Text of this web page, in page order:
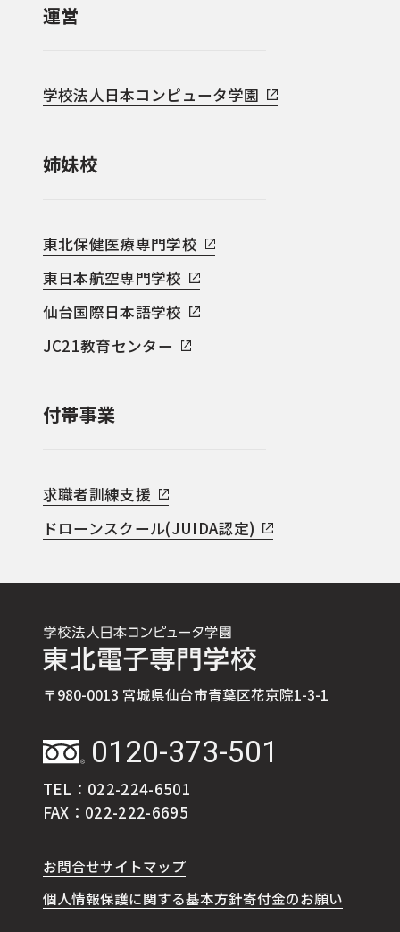
運営
学校法人日本コンピュータ学園
姉妹校
東北保健医療専門学校
東日本航空専門学校
仙台国際日本語学校
JC21教育センター
付帯事業
求職者訓練支援
ドローンスクール(JUIDA認定)
〒980-0013 宮城県仙台市青葉区花京院1-3-1
0120-373-501
TEL：022-224-6501
FAX：022-222-6695
お問合せサイトマップ
個人情報保護に関する基本方針寄付金のお願い